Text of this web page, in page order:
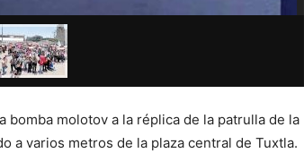
molotov a la réplica de la patrulla de la
a varios metros de la plaza central de Tuxtla.